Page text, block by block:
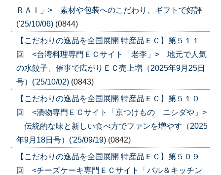
ＲＡＩ」> 素材や包装へのこだわり、ギフトで好評
('25/10/06) (0844)
【こだわりの逸品を全国展開 特産品ＥＣ】第５１１
回 <台湾料理専門ＥＣサイト「老李」> 地元で人気
の水餃子、催事で広がりＥＣ売上増（2025年9月25日
号）('25/10/02) (0843)
【こだわりの逸品を全国展開 特産品ＥＣ】第５１０
回 <漬物専門ＥＣサイト「京つけもの ニシダや」>
伝統的な味と新しい食べ方でファンを増やす（2025
年9月18日号）('25/09/19) (0842)
【こだわりの逸品を全国展開 特産品ＥＣ】第５０９
回 <チーズケーキ専門ＥＣサイト「バル＆キッチン